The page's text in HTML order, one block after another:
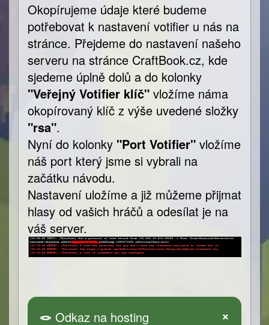
Okopírujeme údaje které budeme
potřebovat k nastavení votifier u nás na
stránce. Přejdeme do nastavení našeho
serveru na stránce CraftBook.cz, kde
sjedeme úplně dolů a do kolonky
"Veřejný Votifier klíč" vložíme náma
okopírovaný klíč z výše uvedené složky
"rsa".
Nyní do kolonky "Port Votifier" vložíme
náš port který jsme si vybrali na
začátku návodu.
Nastavení uložíme a již můžeme přijmat
hlasy od vašich hráčů a odesílat je na
váš server.
×
🪢 Odkaz na hosting